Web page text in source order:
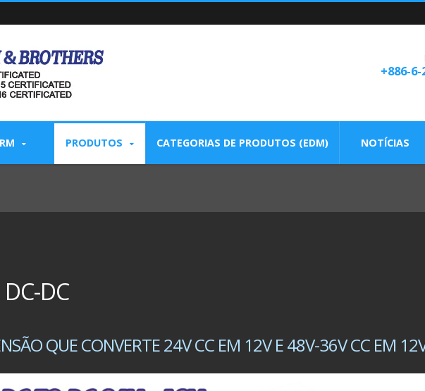
+886-6-
PRODUTOS CATEGORIAS DE PRODUTOS (EDM) NOTÍCIAS
DC
QUE CONVERTE 24V CC EM 12V E 48V-36V CC EM